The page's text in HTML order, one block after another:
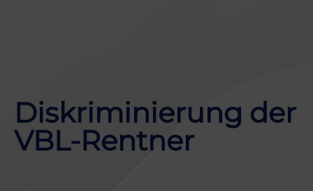
Diskriminierung der
VBL-Rentner